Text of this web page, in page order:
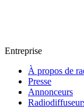
Entreprise
À propos de
Presse
Annonceurs